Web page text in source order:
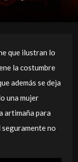
que ilustran lo
la costumbre
además se deja
una mujer
artimaña para
no